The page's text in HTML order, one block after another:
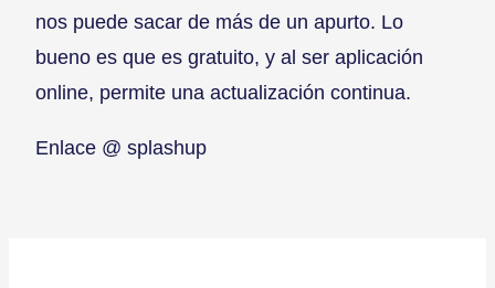
nos puede sacar de más de un apurto. Lo
bueno es que es gratuito, y al ser aplicación
online, permite una actualización continua.
Enlace @ splashup